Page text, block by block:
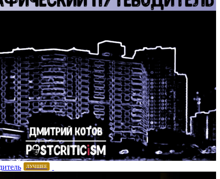
ЛУЧШЕЕ